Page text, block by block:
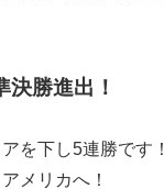
決勝進出！
を下し5連勝です！
メリカへ！